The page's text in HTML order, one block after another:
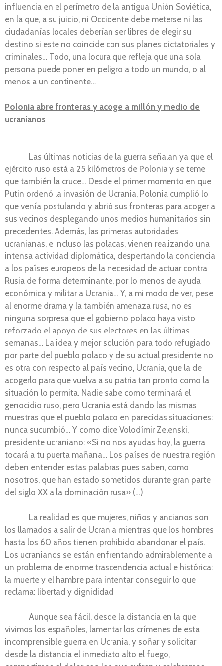
influencia en el perímetro de la antigua Unión Soviética,
en la que, a su juicio, ni Occidente debe meterse ni las
ciudadanías locales deberían ser libres de elegir su
destino si este no coincide con sus planes dictatoriales y
criminales… Todo, una locura que refleja que una sola
persona puede poner en peligro a todo un mundo, o al
menos a un continente…
Polonia abre fronteras y acoge a millón y medio de
ucranianos
Las últimas noticias de la guerra señalan ya que el
ejército ruso está a 25 kilómetros de Polonia y se teme
que también la cruce… Desde el primer momento en que
Putin ordenó la invasión de Ucrania, Polonia cumplió lo
que venía postulando y abrió sus fronteras para acoger a
sus vecinos desplegando unos medios humanitarios sin
precedentes. Además, las primeras autoridades
ucranianas, e incluso las polacas, vienen realizando una
intensa actividad diplomática, despertando la conciencia
a los países europeos de la necesidad de actuar contra
Rusia de forma determinante, por lo menos de ayuda
económica y militar a Ucrania… Y, a mi modo de ver, pese
al enorme drama y la también amenaza rusa, no es
ninguna sorpresa que el gobierno polaco haya visto
reforzado el apoyo de sus electores en las últimas
semanas… La idea y mejor solución para todo refugiado
por parte del pueblo polaco y de su actual presidente no
es otra con respecto al país vecino, Ucrania, que la de
acogerlo para que vuelva a su patria tan pronto como la
situación lo permita. Nadie sabe como terminará el
genocidio ruso, pero Ucrania está dando las mismas
muestras que el pueblo polaco en parecidas situaciones:
nunca sucumbió… Y como dice Volodímir Zelenski,
presidente ucraniano: «Si no nos ayudas hoy, la guerra
tocará a tu puerta mañana… Los países de nuestra región
deben entender estas palabras pues saben, como
nosotros, que han estado sometidos durante gran parte
del siglo XX a la dominación rusa» (…)
La realidad es que mujeres, niños y ancianos son
los llamados a salir de Ucrania mientras que los hombres
hasta los 60 años tienen prohibido abandonar el país.
Los ucranianos se están enfrentando admirablemente a
un problema de enorme trascendencia actual e histórica:
la muerte y el hambre para intentar conseguir lo que
reclama: libertad y dignididad
Aunque sea fácil, desde la distancia en la que
vivimos los españoles, lamentar los crímenes de esta
incomprensible guerra en Ucrania, y soñar y solicitar
desde la distancia el inmediato alto el fuego,